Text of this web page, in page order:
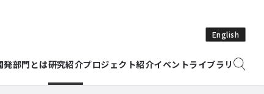
発部門とは研究紹介プロジェクト紹介イベントライブラリ
English